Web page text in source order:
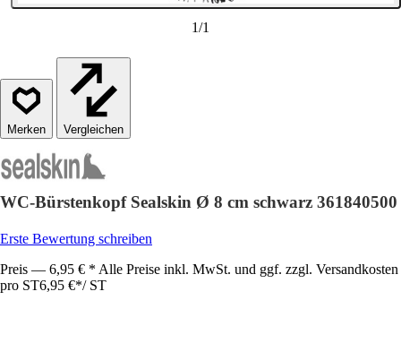
1/1
Vergleichen
WC-Bürstenkopf Sealskin Ø 8 cm schwarz 361840500
Erste Bewertung schreiben
Preis — 6,95 € * Alle Preise inkl. MwSt. und ggf. zzgl. Versandkosten
pro ST6,95 €*/ ST